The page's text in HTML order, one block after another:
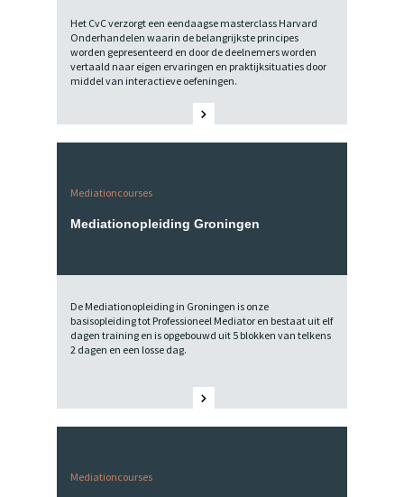
Het CvC verzorgt een eendaagse masterclass Harvard
Onderhandelen waarin de belangrijkste principes
worden gepresenteerd en door de deelnemers worden
vertaald naar eigen ervaringen en praktijksituaties door
middel van interactieve oefeningen.
Mediationcourses
Mediationopleiding Groningen
De Mediationopleiding in Groningen is onze
basisopleiding tot Professioneel Mediator en bestaat uit elf
dagen training en is opgebouwd uit 5 blokken van telkens
2 dagen en een losse dag.
Mediationcourses